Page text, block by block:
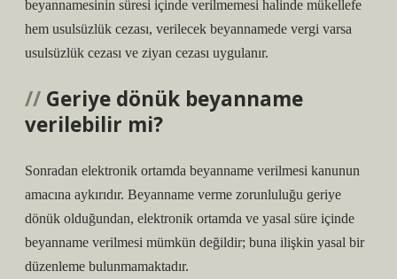
beyannamesinin süresi içinde verilmemesi halinde mükellefe
hem usulsüzlük cezası, verilecek beyannamede vergi varsa
usulsüzlük cezası ve ziyan cezası uygulanır.
Geriye dönük beyanname
verilebilir mi?
Sonradan elektronik ortamda beyanname verilmesi kanunun
amacına aykırıdır. Beyanname verme zorunluluğu geriye
dönük olduğundan, elektronik ortamda ve yasal süre içinde
beyanname verilmesi mümkün değildir; buna ilişkin yasal bir
düzenleme bulunmamaktadır.